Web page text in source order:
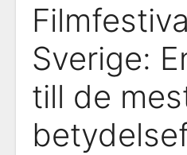
Sverige:
till de